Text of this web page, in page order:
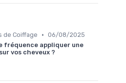
de Coiffage • 06/08/2025
fréquence appliquer une
vos cheveux ?